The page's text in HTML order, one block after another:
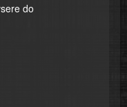
do